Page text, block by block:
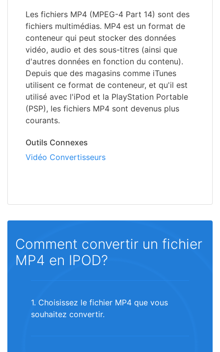
Les fichiers MP4 (MPEG-4 Part 14) sont des
fichiers multimédias. MP4 est un format de
conteneur qui peut stocker des données
vidéo, audio et des sous-titres (ainsi que
d'autres données en fonction du contenu).
Depuis que des magasins comme iTunes
utilisent ce format de conteneur, et qu'il est
utilisé avec l'iPod et la PlayStation Portable
(PSP), les fichiers MP4 sont devenus plus
courants.
Outils Connexes
Vidéo Convertisseurs
Comment convertir un fichier
MP4 en IPOD?
1. Choisissez le fichier MP4 que vous
souhaitez convertir.